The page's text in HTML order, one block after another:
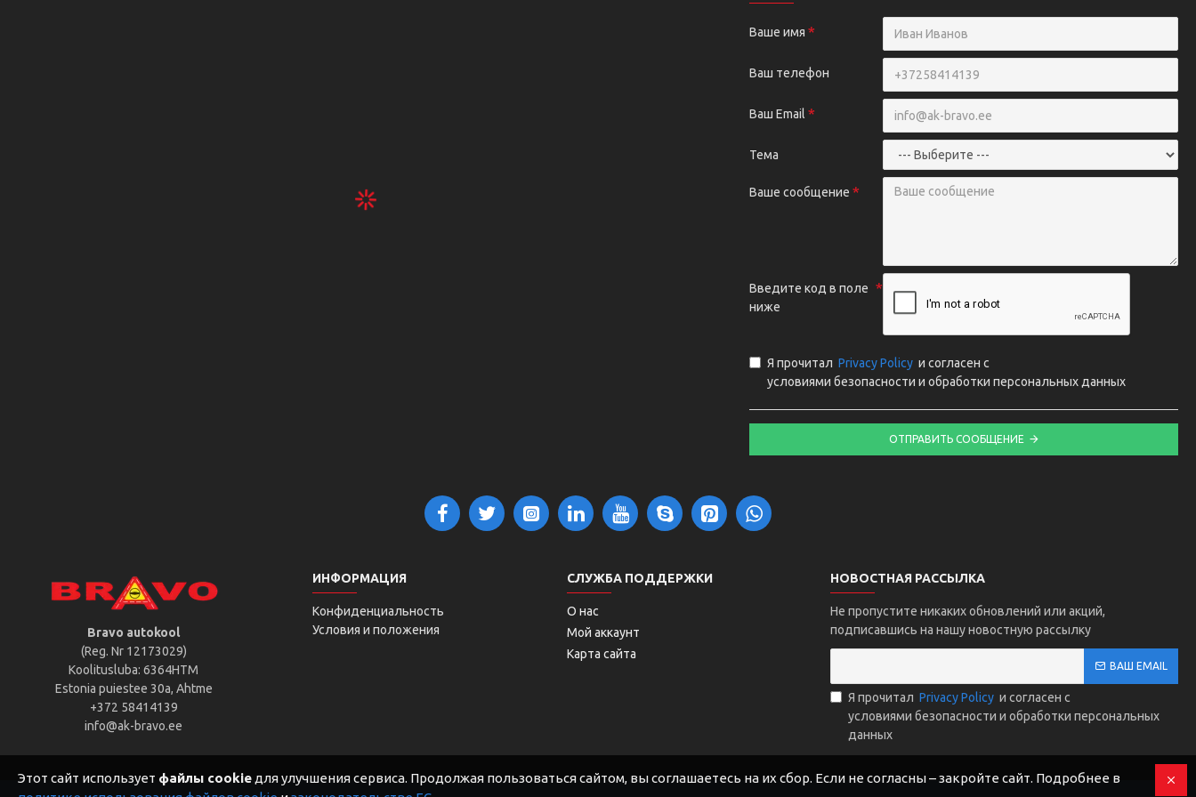
Ваше имя
Ваш телефон
Ваш Email
Тема
Ваше сообщение
Введите код в поле
ниже
Я прочитал Privacy Policy и согласен с
условиями безопасности и обработки персональных данных
ОТПРАВИТЬ СООБЩЕНИЕ
Bravo autokool
(Reg. Nr 12173029)
Koolitusluba: 6364HTM
Estonia puiestee 30a, Ahtme
+372 58414139
info@ak-bravo.ee
ИНФОРМАЦИЯ
Конфиденциальность
Условия и положения
СЛУЖБА ПОДДЕРЖКИ
О нас
Мой аккаунт
Карта сайта
НОВОСТНАЯ РАССЫЛКА
Не пропустите никаких обновлений или акций,
подписавшись на нашу новостную рассылку
ВАШ EMAIL
Я прочитал Privacy Policy и согласен с
условиями безопасности и обработки персональных
данных
Этот сайт использует файлы cookie для улучшения сервиса. Продолжая пользоваться сайтом, вы соглашаетесь на их сбор. Если не согласны – закройте сайт. Подробнее в